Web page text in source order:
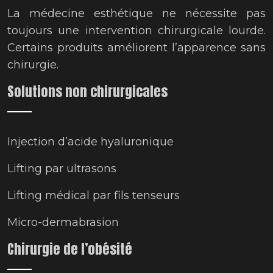
La médecine esthétique ne nécessite pas
toujours une intervention chirurgicale lourde.
Certains produits améliorent l’apparence sans
chirurgie.
Solutions non chirurgicales
Injection d’acide hyaluronique
Lifting par ultrasons
Lifting médical par fils tenseurs
Micro-dermabrasion
Chirurgie de l’obésité